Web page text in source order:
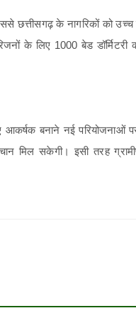
छत्तीसगढ़ के नागरिकों को उच्च
के लिए 1000 बेड डॉर्मिटरी
आकर्षक बनाने नई परियोजनाओं
मिल सकेगी। इसी तरह